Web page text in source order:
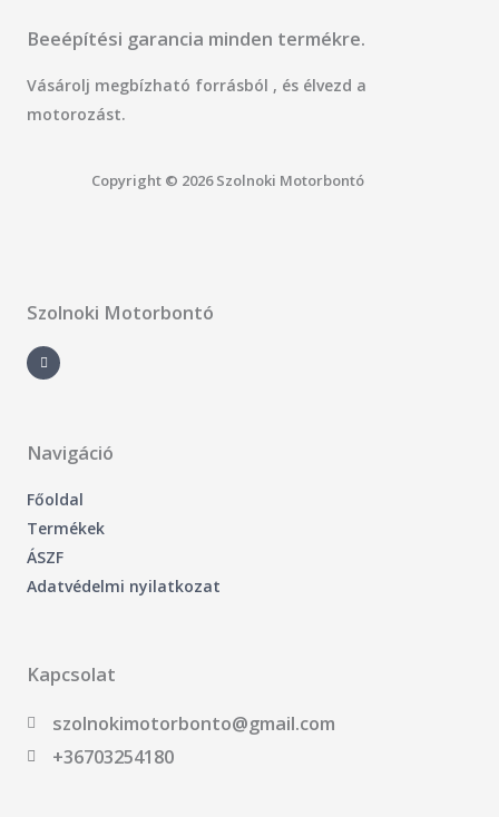
Beeépítési garancia minden termékre.
Vásárolj megbízható forrásból , és élvezd a
motorozást.
Copyright © 2026 Szolnoki Motorbontó
Szolnoki Motorbontó
a
c
e
-
f
Navigáció
Főoldal
Termékek
ÁSZF
Adatvédelmi nyilatkozat
Kapcsolat
szolnokimotorbonto@gmail.com
+36703254180